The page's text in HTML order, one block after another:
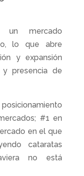
mercado
lo que abre
y expansión
y presencia de
#1 en
en el que
cataratas
no está